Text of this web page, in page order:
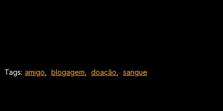
Tags: amigo blogagem doação sangue